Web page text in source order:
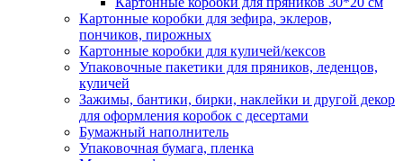
Картонные коробки для зефира, эклеров,
пончиков, пирожных
Картонные коробки для куличей/кексов
Упаковочные пакетики для пряников, леденцов,
куличей
Зажимы, бантики, бирки, наклейки и другой декор
для оформления коробок с десертами
Бумажный наполнитель
Упаковочная бумага, пленка